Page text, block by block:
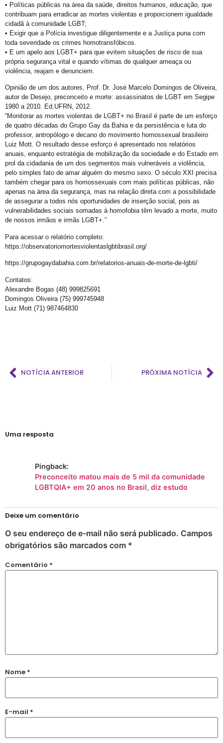
• Políticas públicas na área da saúde, direitos humanos, educação, que
contribuam para erradicar as mortes violentas e proporcionem igualdade
cidadã à comunidade LGBT;
• Exigir que a Polícia investigue diligentemente e a Justiça puna com
toda severidade os crimes homotransfóbicos.
• E um apelo aos LGBT+ para que evitem situações de risco de sua
própria segurança vital e quando vítimas de qualquer ameaça ou
violência, reajam e denunciem.
Opinião de um dos autores, Prof. Dr. José Marcelo Domingos de Oliveira,
autor de Desejo, preconceito e morte: assassinatos de LGBT em Segipe
1980 a 2010. Ed.UFRN, 2012.
“Monitorar as mortes violentas de LGBT+ no Brasil é parte de um esforço
de quatro décadas do Grupo Gay da Bahia e da persistência e luta do
professor, antropólogo e decano do movimento homossexual brasileiro
Luiz Mott. O resultado desse esforço é apresentado nos relatórios
anuais, enquanto estratégia de mobilização da sociedade e do Estado em
prol da cidadania de um dos segmentos mais vulneráveis a violência,
pelo simples fato de amar alguém do mesmo sexo. O século XXI precisa
também chegar para os homossexuais com mais políticas públicas, não
apenas na área da segurança, mas na relação direta com a possibilidade
de assegurar a todos nós oportunidades de inserção social, pois as
vulnerabilidades sociais somadas à homofobia têm levado a morte, muito
de nossos irmãos e irmãs LGBT+.”
Para acessar o relatório completo:
https://observatoriomortesviolentaslgbtibrasil.org/
https://grupogaydabahia.com.br/relatorios-anuais-de-morte-de-lgbti/
Contatos:
Alexandre Bogas (48) 999825691
Domingos Oliveira (75) 999745948
Luiz Mott (71) 987464830
NOTÍCIA ANTERIOR PRÓXIMA NOTÍCIA
Uma resposta
Pingback:
Preconceito matou mais de 5 mil da comunidade
LGBTQIA+ em 20 anos no Brasil, diz estudo
Deixe um comentário
O seu endereço de e-mail não será publicado. Campos
obrigatórios são marcados com *
Comentário *
Nome *
E-mail *